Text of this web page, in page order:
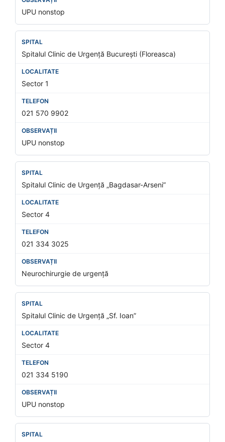
UPU nonstop
Spitalul Clinic de Urgență București (Floreasca)
Sector 1
021 570 9902
UPU nonstop
Spitalul Clinic de Urgență „Bagdasar-Arseni”
Sector 4
021 334 3025
Neurochirurgie de urgență
Spitalul Clinic de Urgență „Sf. Ioan”
Sector 4
021 334 5190
UPU nonstop